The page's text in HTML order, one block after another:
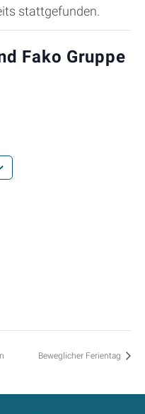
stattgefunden.
Fako Gruppe
Beweglicher Ferientag